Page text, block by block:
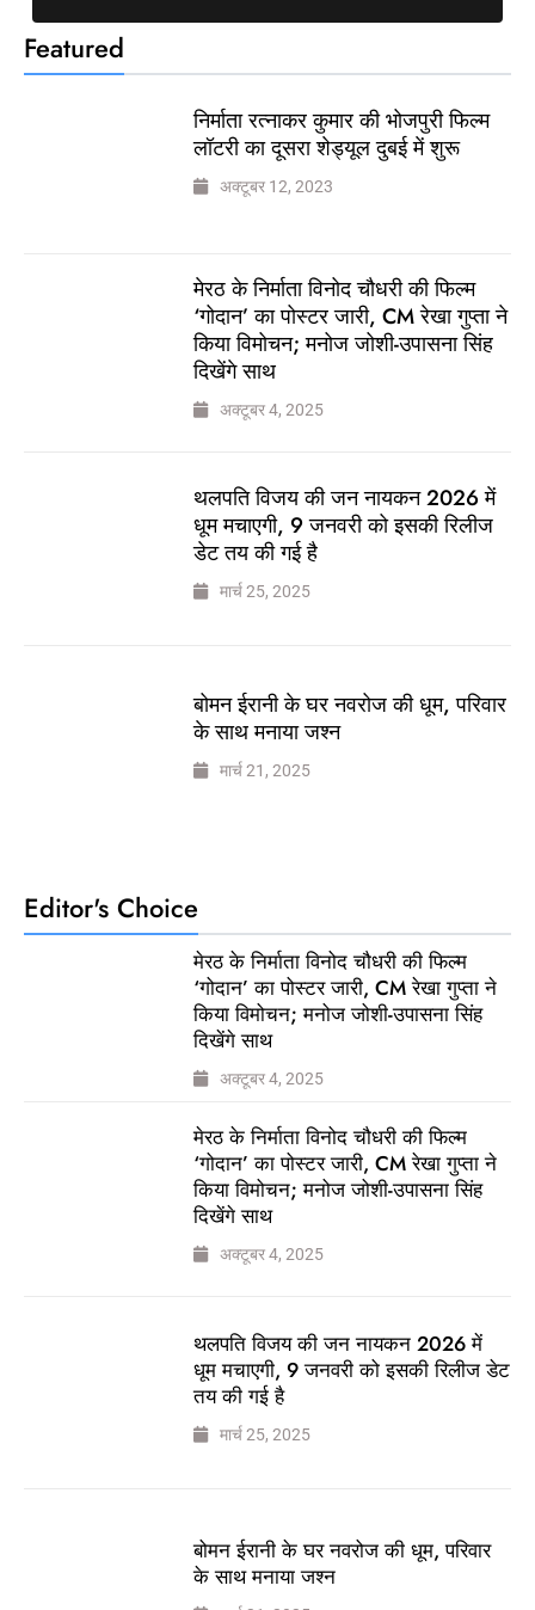
Featured
निर्माता रत्नाकर कुमार की भोजपुरी फिल्म
लॉटरी का दूसरा शेड्यूल दुबई में शुरू
अक्टूबर 12, 2023
मेरठ के निर्माता विनोद चौधरी की फिल्म
‘गोदान’ का पोस्टर जारी, CM रेखा गुप्ता ने
किया विमोचन; मनोज जोशी-उपासना सिंह
दिखेंगे साथ
अक्टूबर 4, 2025
थलपति विजय की जन नायकन 2026 में
धूम मचाएगी, 9 जनवरी को इसकी रिलीज
डेट तय की गई है
मार्च 25, 2025
बोमन ईरानी के घर नवरोज की धूम, परिवार
के साथ मनाया जश्न
मार्च 21, 2025
Editor's Choice
मेरठ के निर्माता विनोद चौधरी की फिल्म
‘गोदान’ का पोस्टर जारी, CM रेखा गुप्ता ने
किया विमोचन; मनोज जोशी-उपासना सिंह
दिखेंगे साथ
अक्टूबर 4, 2025
मेरठ के निर्माता विनोद चौधरी की फिल्म
‘गोदान’ का पोस्टर जारी, CM रेखा गुप्ता ने
किया विमोचन; मनोज जोशी-उपासना सिंह
दिखेंगे साथ
अक्टूबर 4, 2025
थलपति विजय की जन नायकन 2026 में
धूम मचाएगी, 9 जनवरी को इसकी रिलीज डेट
तय की गई है
मार्च 25, 2025
बोमन ईरानी के घर नवरोज की धूम, परिवार
के साथ मनाया जश्न